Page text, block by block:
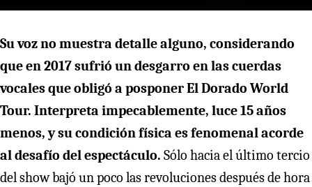
Su voz no muestra detalle alguno, considerando
que en 2017 sufrió un desgarro en las cuerdas
vocales que obligó a posponer El Dorado World
Tour. Interpreta impecablemente, luce 15 años
menos, y su condición física es fenomenal acorde
al desafío del espectáculo. Sólo hacia el último tercio
del show bajó un poco las revoluciones después de hora